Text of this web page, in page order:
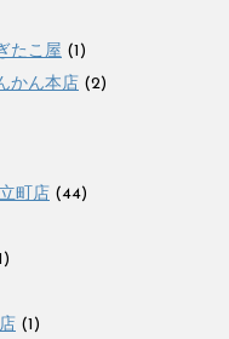
たこ屋 (1)
かん本店 (2)
町店 (44)
(1)